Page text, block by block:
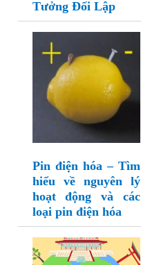
Tưởng Đối Lập
Pin điện hóa – Tìm
hiểu về nguyên lý
hoạt động và các
loại pin điện hóa